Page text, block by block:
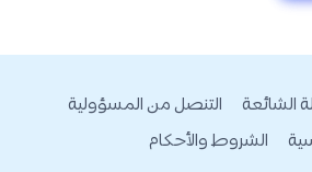
الشائعة
التنصل من المسؤولية
الشروط والأحكام